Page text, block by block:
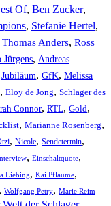
Of, Ben Zucker,
, Stefanie Hertel,
Thomas Anders, Ross
Jürgens, Andreas
Jubiläum, GfK, Melissa
, Eloy de Jong, Schlager des
Connor, RTL, Gold,
, Marianne Rosenberg,
, Nicole, Sendetermin,
, Einschaltquote,
Liebing, Kai Pflaume,
, Wolfgang Petry, Marie Reim